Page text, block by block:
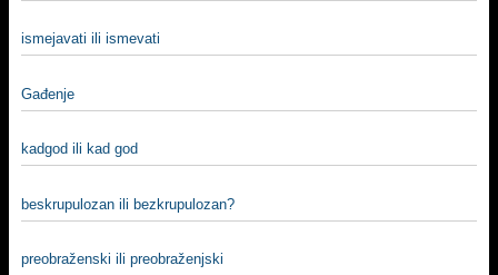
ismejavati ili ismevati
Gađenje
kadgod ili kad god
beskrupulozan ili bezkrupulozan?
preobraženski ili preobraženjski